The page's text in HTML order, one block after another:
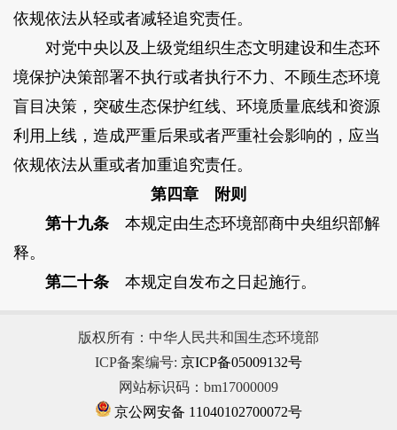
依规依法从轻或者减轻追究责任。
对党中央以及上级党组织生态文明建设和生态环
境保护决策部署不执行或者执行不力、不顾生态环境
盲目决策，突破生态保护红线、环境质量底线和资源
利用上线，造成严重后果或者严重社会影响的，应当
依规依法从重或者加重追究责任。
第四章 附则
第十九条本规定由生态环境部商中央组织部解
释。
第二十条本规定自发布之日起施行。
版权所有：中华人民共和国生态环境部
ICP备案编号: 京ICP备05009132号
网站标识码：bm17000009
京公网安备 11040102700072号